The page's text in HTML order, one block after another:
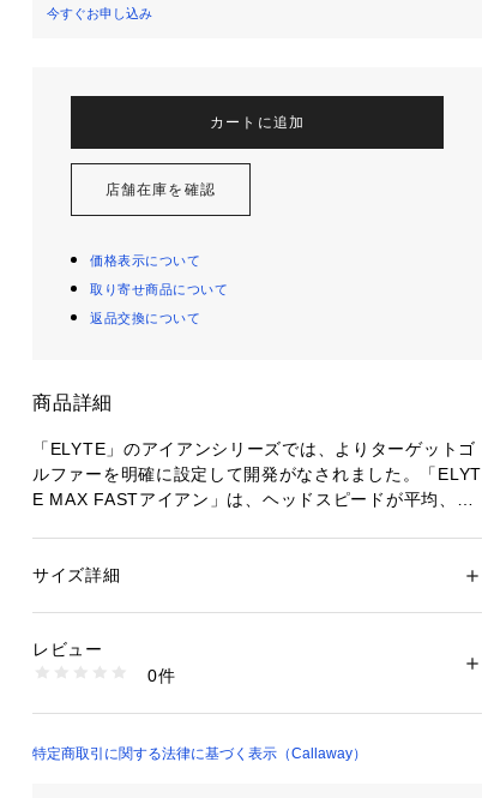
今すぐお申し込み
カートに追加
店舗在庫を確認
価格表示について
取り寄せ商品について
返品交換について
商品詳細
「ELYTE」のアイアンシリーズでは、よりターゲットゴ
ルファーを明確に設定して開発がなされました。「ELYT
E MAX FASTアイアン」は、ヘッドスピードが平均、も
に、よりたわみを大きくすることも考慮して設計。同時
ます。ヘッド内部では、PARADYMシリーズで初登場と
なったスピードフレームを進化させて採用。スピードフ
プブレードにすることを可能にしているだけでなく、バ
性別：メンズ
1086300000420
サイズ詳細
レビュー
0件
特定商取引に関する法律に基づく表示（Callaway）